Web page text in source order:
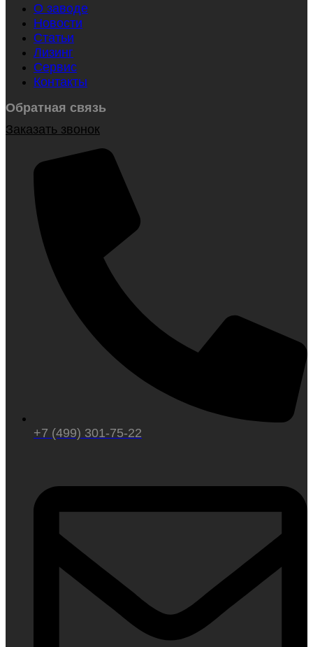
О заводе
Новости
Статьи
Лизинг
Сервис
Контакты
Обратная связь
Заказать звонок
+7 (499) 301-75-22